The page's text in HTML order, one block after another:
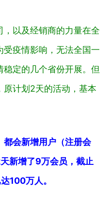
以及经销商的力量在全
受疫情影响，无法全国一
定的几个省份开展。但
原计划2天的活动，基本
都会新增用户（注册会
新增了9万会员，截止
100万人。